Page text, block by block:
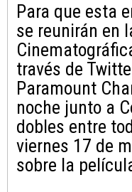
Para que esta
se reunirán en
través de
Paramount
noche junto a
dobles entre
viernes 17 de
sobre la